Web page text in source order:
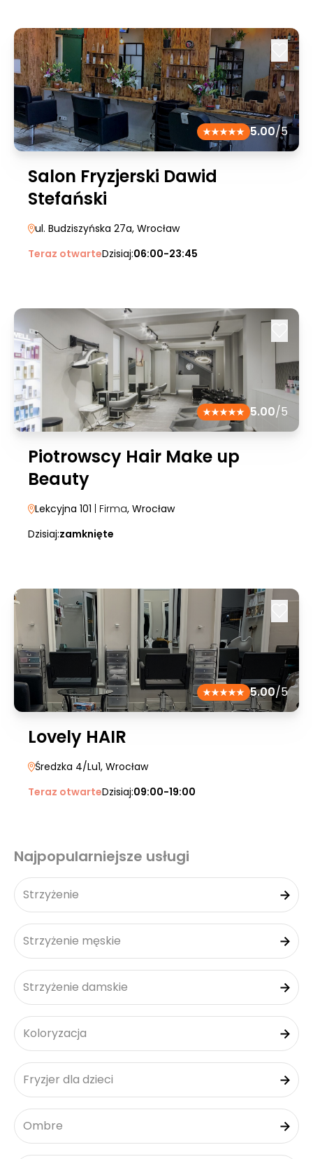
5.00/5
Salon Fryzjerski Dawid
Stefański
ul. Budziszyńska 27a, Wrocław
Teraz otwarteDzisiaj:06:00-23:45
5.00/5
Piotrowscy Hair Make up
Beauty
Lekcyjna 101 | Firma, Wrocław
Dzisiaj:zamknięte
5.00/5
Lovely HAIR
Średzka 4/Lu1, Wrocław
Teraz otwarteDzisiaj:09:00-19:00
Najpopularniejsze usługi
Strzyżenie
Strzyżenie męskie
Strzyżenie damskie
Koloryzacja
Fryzjer dla dzieci
Ombre